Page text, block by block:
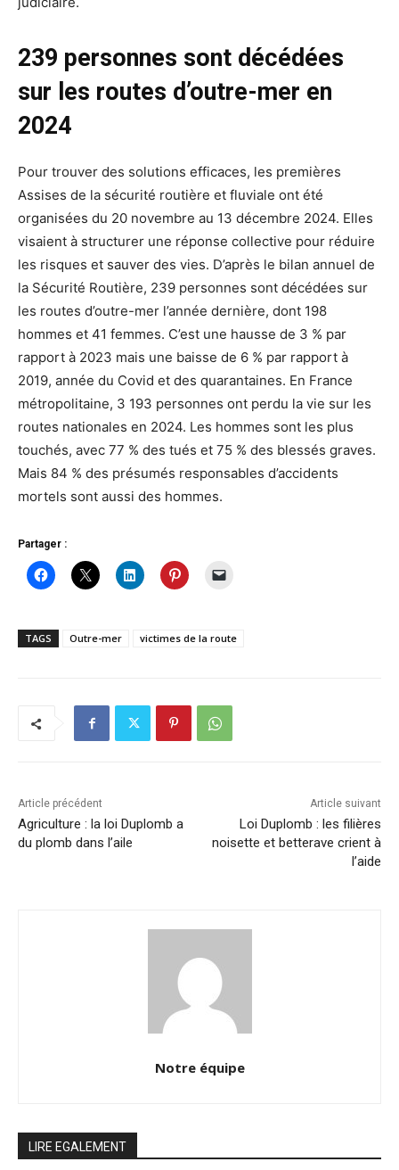
239 personnes sont décédées
sur les routes d’outre-mer en
2024
Pour trouver des solutions efficaces, les premières
Assises de la sécurité routière et fluviale ont été
organisées du 20 novembre au 13 décembre 2024. Elles
visaient à structurer une réponse collective pour réduire
les risques et sauver des vies. D’après le bilan annuel de
la Sécurité Routière, 239 personnes sont décédées sur
les routes d’outre-mer l’année dernière, dont 198
hommes et 41 femmes. C’est une hausse de 3 % par
rapport à 2023 mais une baisse de 6 % par rapport à
2019, année du Covid et des quarantaines. En France
métropolitaine, 3 193 personnes ont perdu la vie sur les
routes nationales en 2024. Les hommes sont les plus
touchés, avec 77 % des tués et 75 % des blessés graves.
Mais 84 % des présumés responsables d’accidents
mortels sont aussi des hommes.
Partager :
TAGS Outre-mer victimes de la route
Article précédent
Agriculture : la loi Duplomb a
du plomb dans l’aile
Article suivant
Loi Duplomb : les filières
noisette et betterave crient à
l’aide
Notre équipe
LIRE EGALEMENT